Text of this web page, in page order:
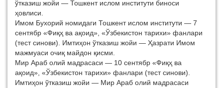
ўтказиш жойи — Тошкент ислом институти биноси
ҳовлиси.
Имом Бухорий номидаги Тошкент ислом институти — 7
сентябр «Фиқҳ ва ақоид», «Ўзбекистон тарихи» фанлари
(тест синови). Имтиҳон ўтказиш жойи — Ҳазрати Имом
мажмуаси очиқ майдон қисми.
Мир Араб олий мадрасаси — 10 сентябр «Фиқҳ ва
ақоид», «Ўзбекистон тарихи» фанлари (тест синови).
Имтиҳон ўтказиш жойи — Мир Араб олий мадрасаси